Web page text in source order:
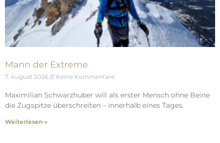
Mann der Extreme
7. August 2026 Keine Kommentare
Maximilian Schwarzhuber will als erster Mensch ohne Beine
die Zugspitze überschreiten – innerhalb eines Tages.
Weiterlesen »